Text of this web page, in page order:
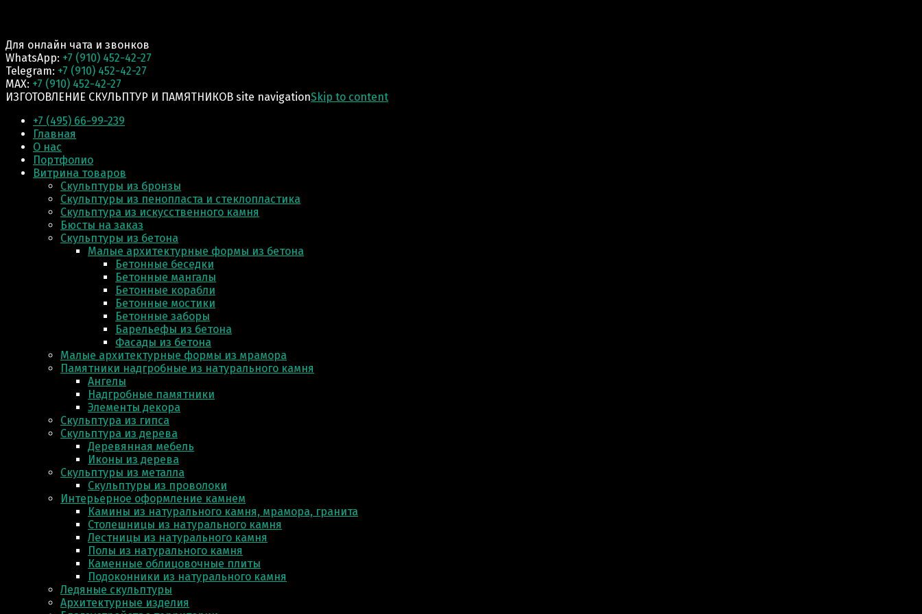
Для онлайн чата и звонков
WhatsApp: +7 (910) 452-42-27
Telegram: +7 (910) 452-42-27
MAX: +7 (910) 452-42-27
ИЗГОТОВЛЕНИЕ СКУЛЬПТУР И ПАМЯТНИКОВ site navigationSkip to content
+7 (495) 66-99-239
Главная
О нас
Портфолио
Витрина товаров
Скульптуры из бронзы
Скульптуры из пенопласта и стеклопластика
Скульптура из искусственного камня
Бюсты на заказ
Скульптуры из бетона
Малые архитектурные формы из бетона
Бетонные беседки
Бетонные мангалы
Бетонные корабли
Бетонные мостики
Бетонные заборы
Барельефы из бетона
Фасады из бетона
Малые архитектурные формы из мрамора
Памятники надгробные из натурального камня
Ангелы
Надгробные памятники
Элементы декора
Скульптура из гипса
Скульптура из деревa
Деревянная мебель
Иконы из дерева
Скульптуры из металла
Скульптуры из проволоки
Интерьерное оформление камнем
Камины из натурального камня, мрамора, гранита
Столешницы из натурального камня
Лестницы из натурального камня
Полы из натурального камня
Каменные облицовочные плиты
Подоконники из натурального камня
Ледяные скульптуры
Архитектурные изделия